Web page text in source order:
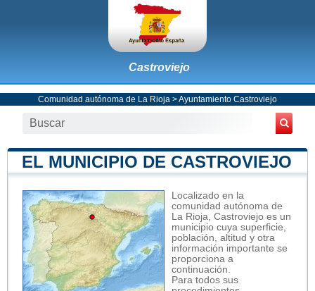
Castroviejo
Comunidad autónoma de La Rioja >Ayuntamiento Castroviejo
EL MUNICIPIO DE CASTROVIEJO
Localizado en la
comunidad autónoma de
La Rioja, Castroviejo es un
municipio cuya superficie,
población, altitud y otra
información importante se
proporciona a
continuación.
Para todos sus